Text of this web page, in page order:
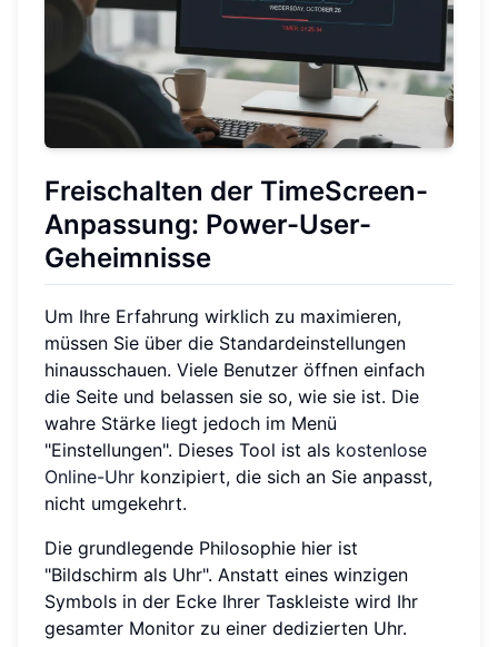
Freischalten der TimeScreen-
Anpassung: Power-User-
Geheimnisse
Um Ihre Erfahrung wirklich zu maximieren,
müssen Sie über die Standardeinstellungen
hinausschauen. Viele Benutzer öffnen einfach
die Seite und belassen sie so, wie sie ist. Die
wahre Stärke liegt jedoch im Menü
"Einstellungen". Dieses Tool ist als kostenlose
Online-Uhr konzipiert, die sich an Sie anpasst,
nicht umgekehrt.
Die grundlegende Philosophie hier ist
"Bildschirm als Uhr". Anstatt eines winzigen
Symbols in der Ecke Ihrer Taskleiste wird Ihr
gesamter Monitor zu einer dedizierten Uhr.